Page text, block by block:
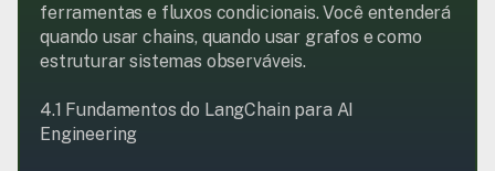
ferramentas e fluxos condicionais. Você entenderá
quando usar chains, quando usar grafos e como
estruturar sistemas observáveis.
4.1 Fundamentos do LangChain para AI
Engineering